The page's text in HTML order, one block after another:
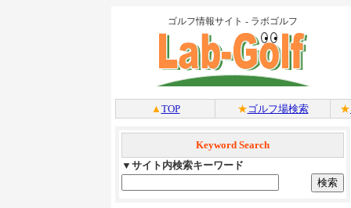
ゴルフ情報サイト - ラボゴルフ
▲ TOP ★ゴルフ場検索 ★
Keyword Search
▼サイト内検索キーワード